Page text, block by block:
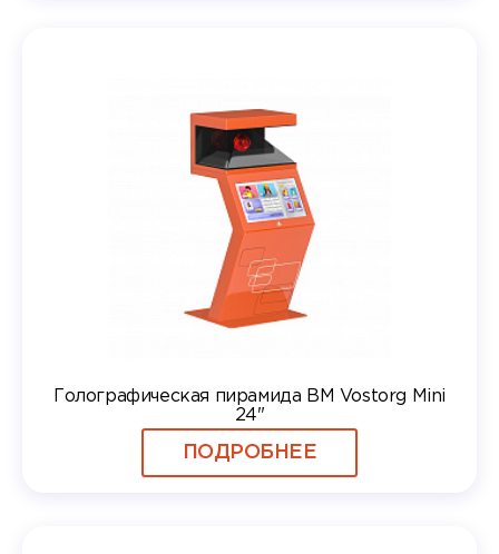
Голографическая пирамида BM Vostorg Mini
24"
ПОДРОБНЕЕ